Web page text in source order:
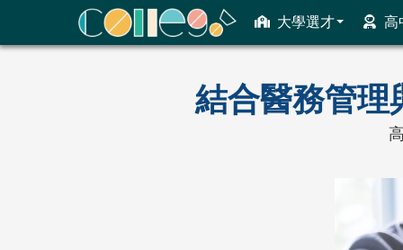
大學選才 高
ColleGo! 大學選才與高中育才輔助系統
結合醫務管理